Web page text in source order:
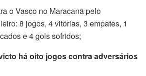
o Vasco no Maracanã pelo
8 jogos, 4 vitórias, 3 empates, 1
e 4 gols sofridos;
há oito jogos contra adversários